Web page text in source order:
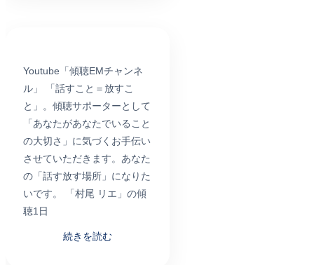
Youtube「傾聴EMチャンネ
ル」 「話すこと＝放すこ
と」。傾聴サポーターとして
「あなたがあなたでいること
の大切さ」に気づくお手伝い
させていただきます。あなた
の「話す放す場所」になりた
いです。 「村尾 リエ」の傾
聴1日
続きを読む